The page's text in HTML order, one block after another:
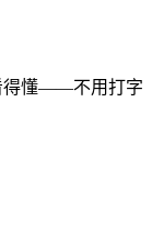
得懂——不用打字